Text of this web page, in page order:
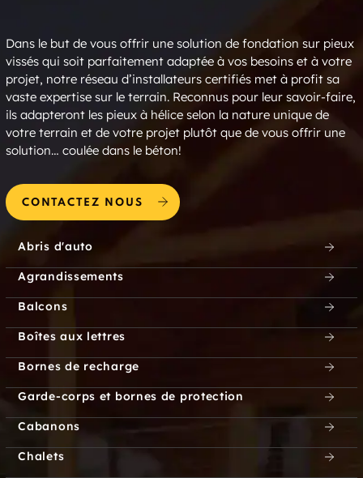
Dans le but de vous offrir une solution de fondation sur pieux
vissés qui soit parfaitement adaptée à vos besoins et à votre
projet, notre réseau d’installateurs certifiés met à profit sa
vaste expertise sur le terrain. Reconnus pour leur savoir-faire,
ils adapteront les pieux à hélice selon la nature unique de
votre terrain et de votre projet plutôt que de vous offrir une
solution… coulée dans le béton!
CONTACTEZ NOUS
Abris d'auto
Agrandissements
Balcons
Boîtes aux lettres
Bornes de recharge
Garde-corps et bornes de protection
Cabanons
Chalets